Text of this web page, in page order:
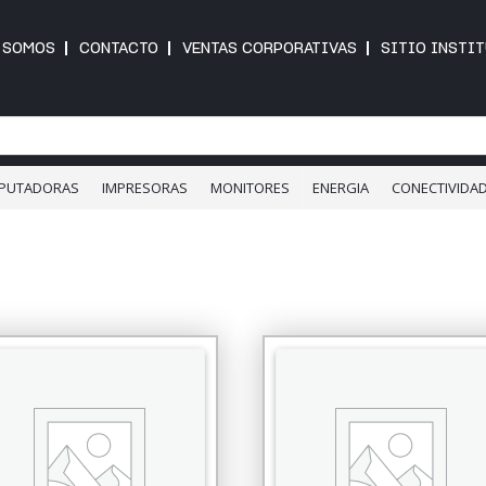
CONTACTO VENTAS CORPORATIVAS SITIO
IMPRESORAS MONITORES ENERGIA